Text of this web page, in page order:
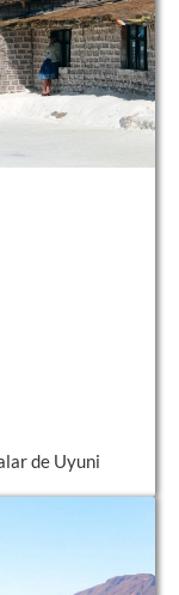
de Uyuni